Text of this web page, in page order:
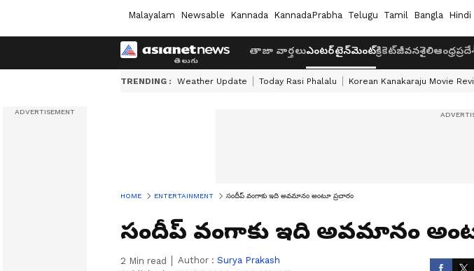
Malayalam Newsable Kannada KannadaPrabha Telugu Tamil Bangla Hindi
తాజా వార్తలుఎంటర్‌టైన్‌మెంట్క్రికెట్జీవనశైలి
TRENDING : Weather Update Today Rasi Phalalu Korean Kanakaraju Movie
HOME ENTERTAINMENT సందీప్ వంగాకు ఇది అవమానం అంటూ ప్రచారం
సందీప్ వంగాకు ఇది అవమానం
2 Min read Author : Surya Prakash